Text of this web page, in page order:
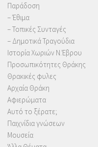
Παράδοση
– Έθιμα
– Τοπικές Συνταγές
– Δημοτικά Τραγούδια
Ιστορία Χωριών Ν.Έβρου
Προσωπικότητες Θράκης
Θρακικές φυλες
Αρχαία Θράκη
Αφιερώματα
Αυτό το ξέρατε;
Παιχνίδια γνώσεων
Μουσεία